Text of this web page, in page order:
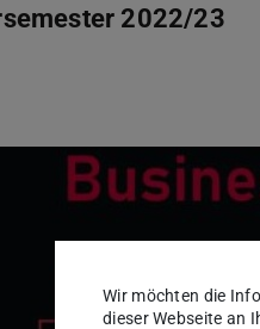
2022/23
Wir möchten die
dieser Webseite an